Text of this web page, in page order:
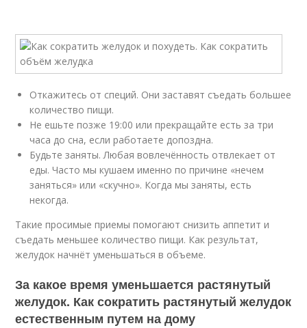
Откажитесь от специй. Они заставят съедать большее
количество пищи.
Не ешьте позже 19:00 или прекращайте есть за три
часа до сна, если работаете допоздна.
Будьте заняты. Любая вовлечённость отвлекает от
еды. Часто мы кушаем именно по причине «нечем
заняться» или «скучно». Когда мы заняты, есть
некогда.
Такие просимые приемы помогают снизить аппетит и
съедать меньшее количество пищи. Как результат,
желудок начнёт уменьшаться в объеме.
За какое время уменьшается растянутый
желудок. Как сократить растянутый желудок
естественным путем на дому